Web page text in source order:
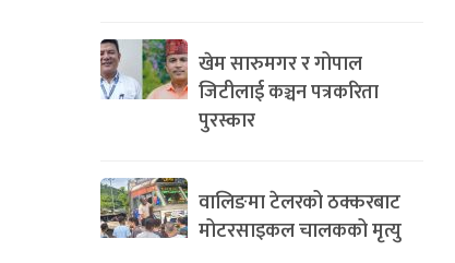
खेम सारुमगर र गोपाल
जिटीलाई कञ्चन पत्रकरिता
पुरस्कार
वालिङमा टेलरको ठक्करबाट
मोटरसाइकल चालकको मृत्यु